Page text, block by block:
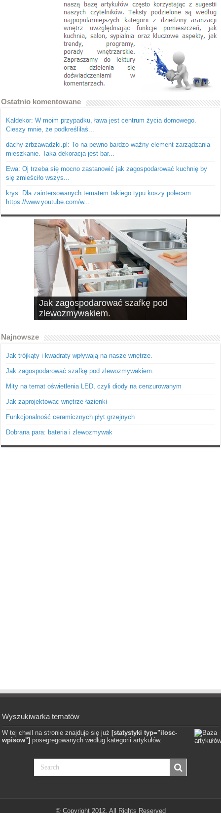
Ostatnio komentowane
Kaldekor: W moim przypadku, ława jest centrum życia domowego.
Cieszy mnie, że podkreśliłaś...
dachy-zrbzawadzki.pl: To na pewno bardzo ważny element zarządzania
mieszkanie. Taka dekoracja jest bar...
Ewa: Oj trzeba się mocno zastanowić jak zagospodarować kuchnię by
się zmieściło wszys...
krys: Dla zaintersowanych tematem takiego typu koszy polecam
https://www.youtube.com/w...
Jak zagospodarować szafkę pod
zlewozmywakiem.
10 pomysłów na schowki, czyli
dobrze wykorzystana przestrzeń
Najnowsze
Jak trójkąty i kwadraty wpływają na nasze wnętrze.
Jak zagospodarować szafkę pod zlewozmywakiem.
Mity na temat oświetlenia LED, czyli diody na cenzurowanym
Jak zaprojektowac wnętrze łazienki
Funkcjonalność ceramicznych płyt grzejnych
Dobrana para: bateria i zlewozmywak
Wyszukiwarka tematów
W tej chwil na stronie znajduje się już [statystyki typ="ilosc-
wpisow"] posegregowanych według kategorii artykułów.
© Copyright 2012, All Rights Reserved